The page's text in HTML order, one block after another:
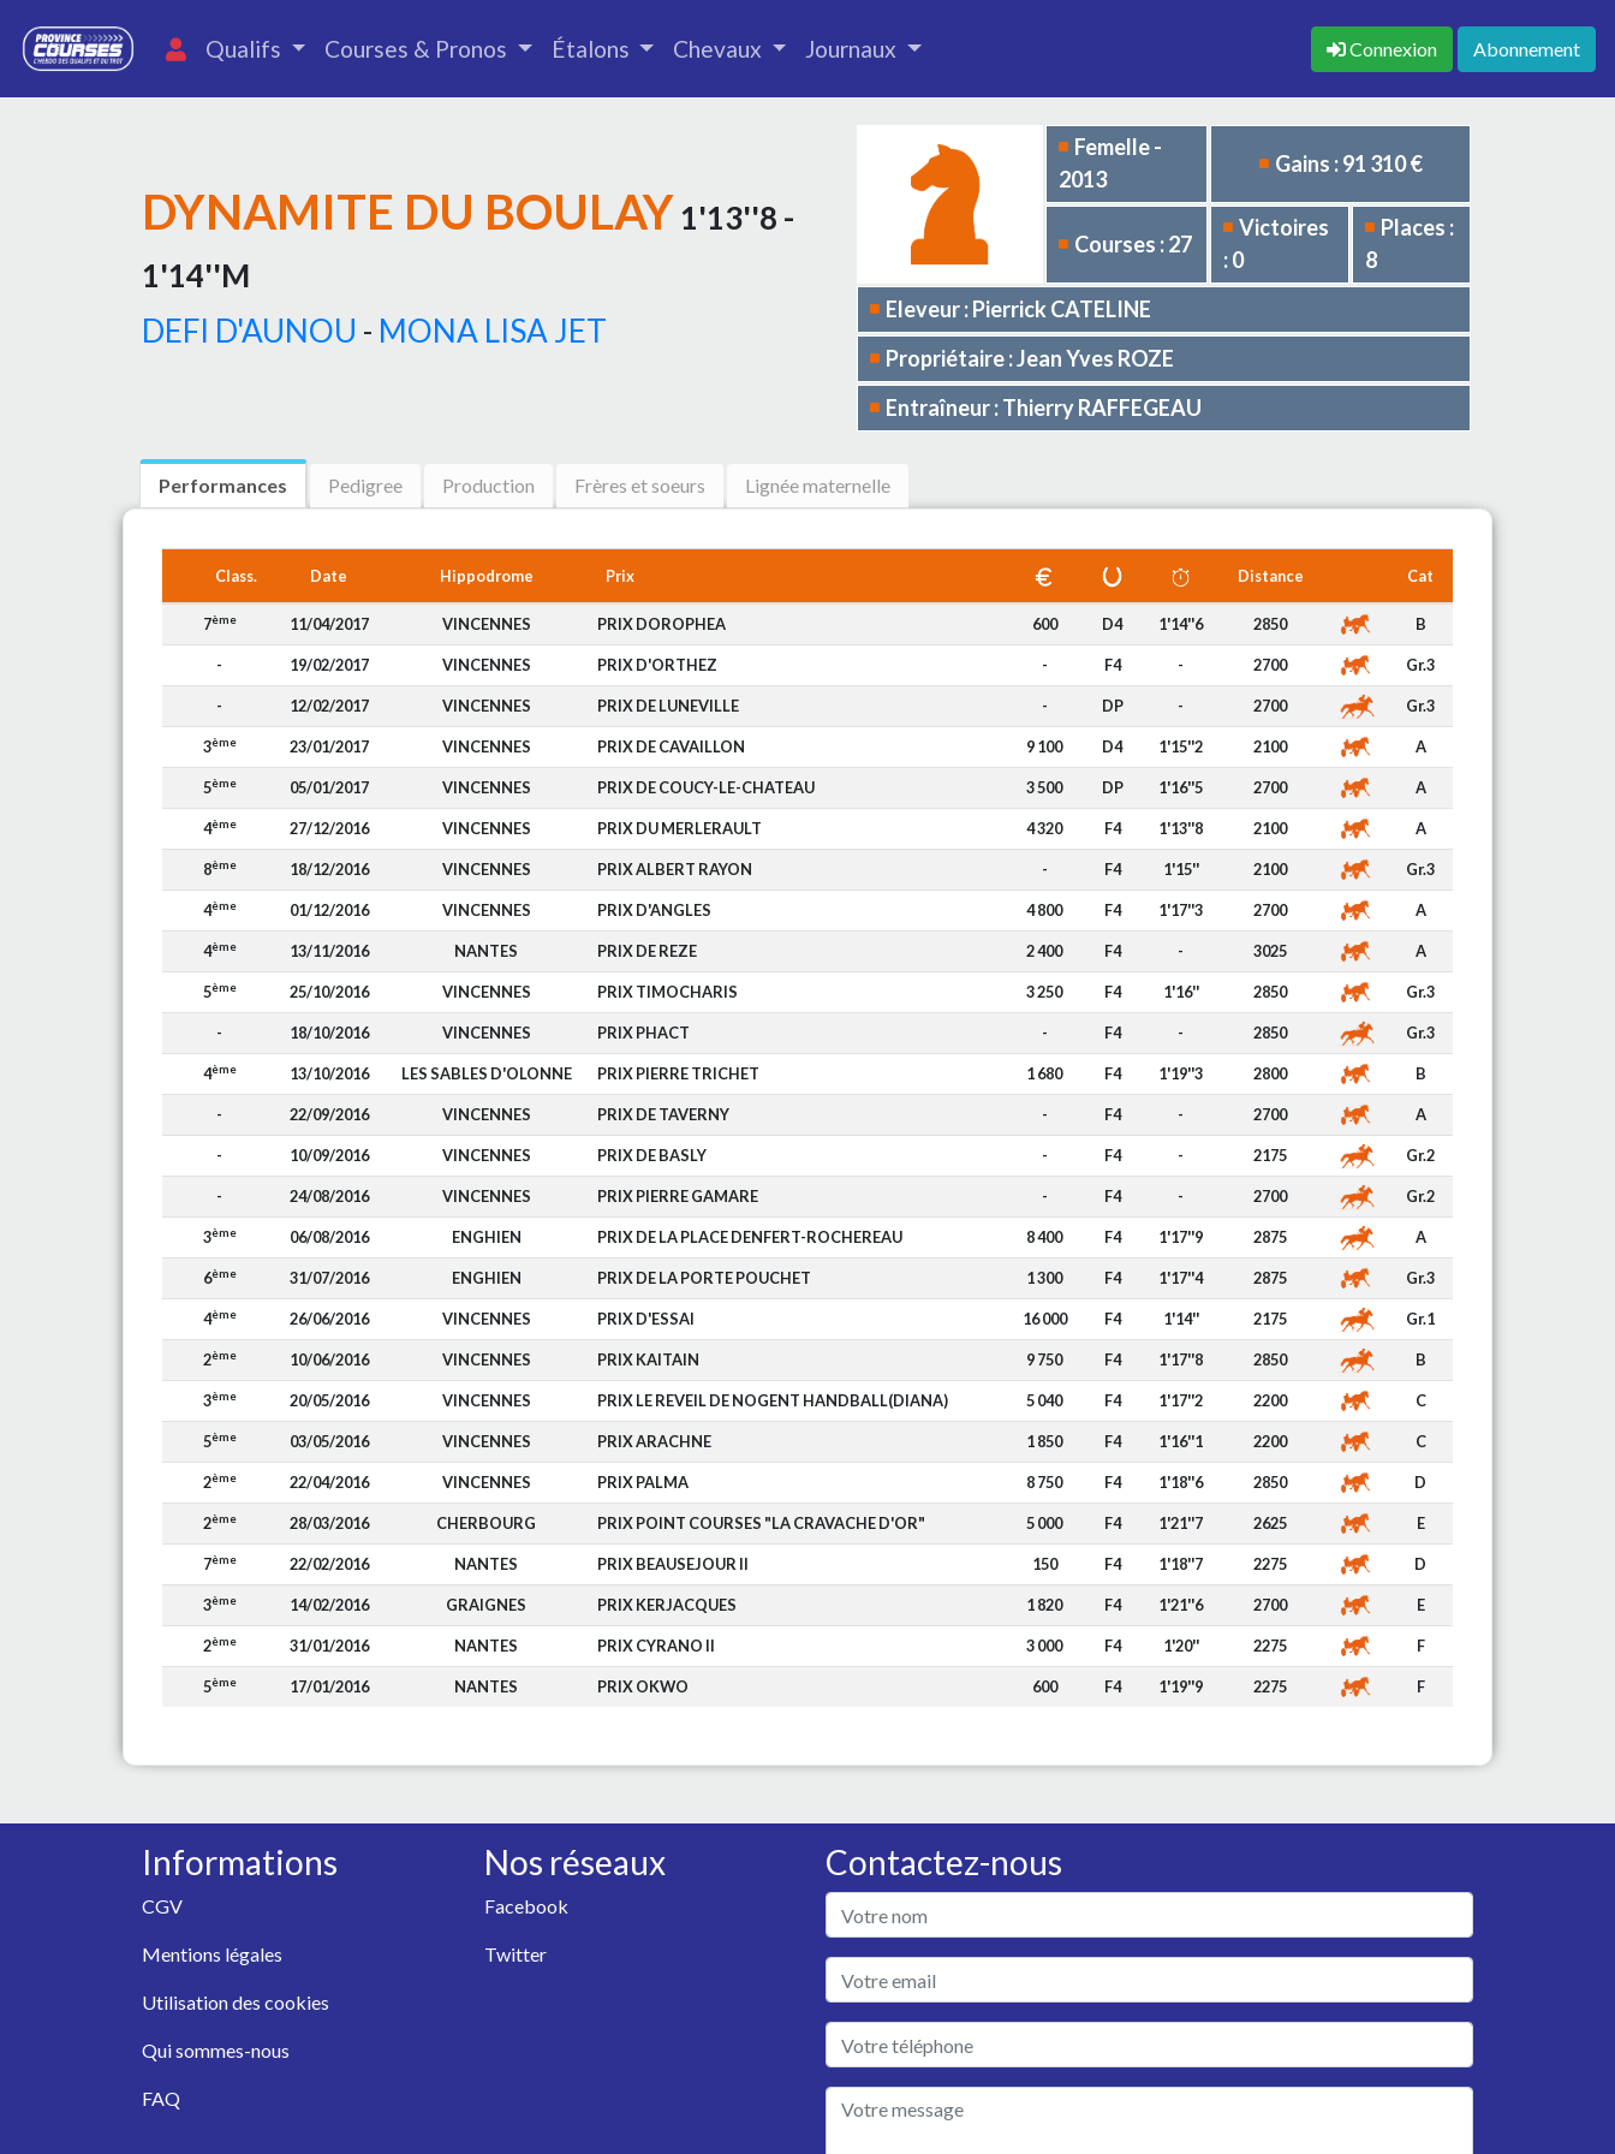
Qualifs Courses & Pronos Étalons Chevaux Journaux Connexion Abonnement
DYNAMITE DU BOULAY 1'13''8 -
1'14''M
DEFI D'AUNOU - MONA LISA JET
Femelle -
2013
Gains : 91 310 €
Courses : 27
Victoires
: 0
Places :
8
Eleveur : Pierrick CATELINE
Propriétaire : Jean Yves ROZE
Entraîneur : Thierry RAFFEGEAU
Performances Pedigree Production Frères et soeurs Lignée maternelle
Class. Date Hippodrome Prix Distance Cat
7ème 11/04/2017 VINCENNES PRIX DOROPHEA 600 D4 1'14''6 2850 B
- 19/02/2017 VINCENNES PRIX D'ORTHEZ - F4 - 2700 Gr.3
- 12/02/2017 VINCENNES PRIX DE LUNEVILLE - DP - 2700 Gr.3
3ème 23/01/2017 VINCENNES PRIX DE CAVAILLON 9 100 D4 1'15''2 2100 A
5ème 05/01/2017 VINCENNES PRIX DE COUCY-LE-CHATEAU 3 500 DP 1'16''5 2700 A
4ème 27/12/2016 VINCENNES PRIX DU MERLERAULT 4 320 F4 1'13''8 2100 A
8ème 18/12/2016 VINCENNES PRIX ALBERT RAYON - F4 1'15'' 2100 Gr.3
4ème 01/12/2016 VINCENNES PRIX D'ANGLES 4 800 F4 1'17''3 2700 A
4ème 13/11/2016 NANTES PRIX DE REZE 2 400 F4 - 3025 A
5ème 25/10/2016 VINCENNES PRIX TIMOCHARIS 3 250 F4 1'16'' 2850 Gr.3
- 18/10/2016 VINCENNES PRIX PHACT - F4 - 2850 Gr.3
4ème 13/10/2016 LES SABLES D'OLONNE PRIX PIERRE TRICHET 1 680 F4 1'19''3 2800 B
- 22/09/2016 VINCENNES PRIX DE TAVERNY - F4 - 2700 A
- 10/09/2016 VINCENNES PRIX DE BASLY - F4 - 2175 Gr.2
- 24/08/2016 VINCENNES PRIX PIERRE GAMARE - F4 - 2700 Gr.2
3ème 06/08/2016 ENGHIEN PRIX DE LA PLACE DENFERT-ROCHEREAU 8 400 F4 1'17''9 2875 A
6ème 31/07/2016 ENGHIEN PRIX DE LA PORTE POUCHET 1 300 F4 1'17''4 2875 Gr.3
4ème 26/06/2016 VINCENNES PRIX D'ESSAI 16 000 F4 1'14'' 2175 Gr.1
2ème 10/06/2016 VINCENNES PRIX KAITAIN 9 750 F4 1'17''8 2850 B
3ème 20/05/2016 VINCENNES PRIX LE REVEIL DE NOGENT HANDBALL(DIANA) 5 040 F4 1'17''2 2200 C
5ème 03/05/2016 VINCENNES PRIX ARACHNE 1 850 F4 1'16''1 2200 C
2ème 22/04/2016 VINCENNES PRIX PALMA 8 750 F4 1'18''6 2850 D
2ème 28/03/2016 CHERBOURG PRIX POINT COURSES "LA CRAVACHE D'OR" 5 000 F4 1'21''7 2625 E
7ème 22/02/2016 NANTES PRIX BEAUSEJOUR II 150 F4 1'18''7 2275 D
3ème 14/02/2016 GRAIGNES PRIX KERJACQUES 1 820 F4 1'21''6 2700 E
2ème 31/01/2016 NANTES PRIX CYRANO II 3 000 F4 1'20'' 2275 F
5ème 17/01/2016 NANTES PRIX OKWO 600 F4 1'19''9 2275 F
Informations
CGV
Mentions légales
Utilisation des cookies
Qui sommes-nous
FAQ
Nos réseaux
Facebook
Twitter
Contactez-nous